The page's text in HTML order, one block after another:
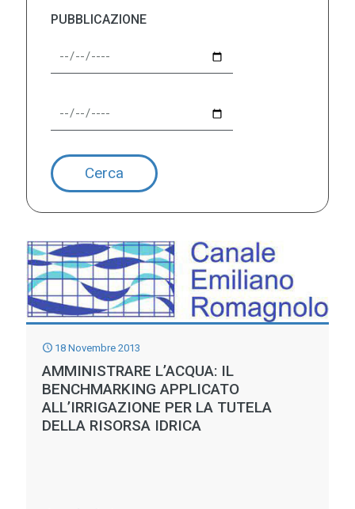
PUBBLICAZIONE
18 Novembre 2013
AMMINISTRARE L’ACQUA: IL
BENCHMARKING APPLICATO
ALL’IRRIGAZIONE PER LA TUTELA
DELLA RISORSA IDRICA